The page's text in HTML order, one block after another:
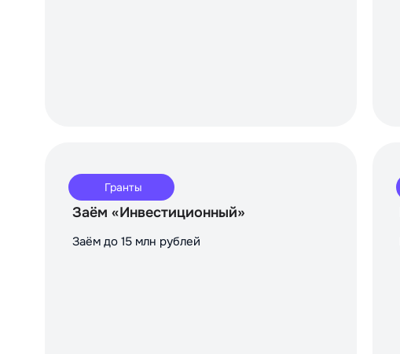
Гранты
Заём «Инвестиционный»
Заём до 15 млн рублей